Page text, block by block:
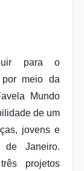
para o
por meio da
Mundo
de um
jovens e
Janeiro.
projetos